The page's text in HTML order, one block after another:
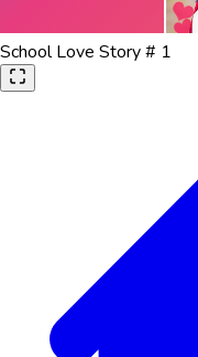
School Love Story # 1